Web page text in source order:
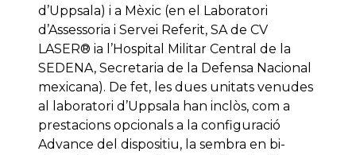
d’Uppsala) i a Mèxic (en el Laboratori
d’Assessoria i Servei Referit, SA de CV
LASER® ia l’Hospital Militar Central de la
SEDENA, Secretaria de la Defensa Nacional
mexicana). De fet, les dues unitats venudes
al laboratori d’Uppsala han inclòs, com a
prestacions opcionals a la configuració
Advance del dispositiu, la sembra en bi-